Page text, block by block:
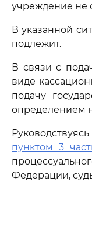
учреждение не
В указанной
подлежит.
В связи с
виде
подачу
определением
пунктом 3
Федерации,